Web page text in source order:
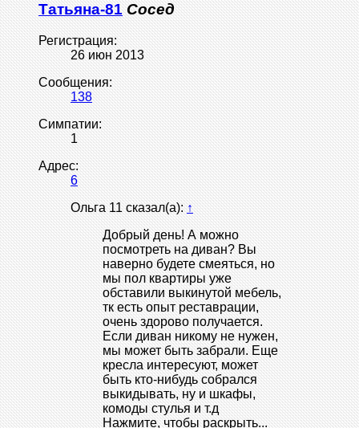
Татьяна-81 Сосед
Регистрация:
26 июн 2013
Сообщения:
138
Симпатии:
1
Адрес:
6
Ольга 11 сказал(а): ↑
Добрый день! А можно
посмотреть на диван? Вы
наверно будете смеяться, но
мы пол квартиры уже
обставили выкинутой мебель,
тк есть опыт реставрации,
очень здорово получается.
Если диван никому не нужен,
мы может быть забрали. Еще
кресла интересуют, может
быть кто-нибудь собрался
выкидывать, ну и шкафы,
комоды стулья и т.д
Нажмите, чтобы раскрыть...